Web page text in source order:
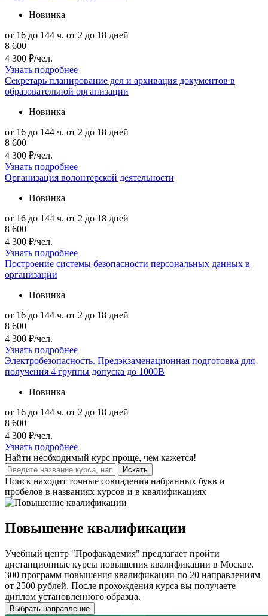
Новинка
от 16 до 144 ч. от 2 до 18 дней
8 600
4 300 ₽/чел.
Узнать подробнее
Секретарь планирование дел и архивация документов в
образовательной организации
Новинка
от 16 до 144 ч. от 2 до 18 дней
8 600
4 300 ₽/чел.
Узнать подробнее
Организация волонтерской деятельности
Новинка
от 16 до 144 ч. от 2 до 18 дней
8 600
4 300 ₽/чел.
Узнать подробнее
Построение системы безопасности персональных данных в
организации
Новинка
от 16 до 144 ч. от 2 до 18 дней
8 600
4 300 ₽/чел.
Узнать подробнее
Электробезопасность. Предэкзаменационная подготовка для
получения 4 группы допуска до 1000В
Новинка
от 16 до 144 ч. от 2 до 18 дней
8 600
4 300 ₽/чел.
Узнать подробнее
Найти необходимый курс проще, чем кажется!
Искать
Поиск находит точные совпадения набранных букв и
пробелов в названиях курсов и в квалификациях
Повышение квалификации
Учебный центр "Профакадемия" предлагает пройти
дистанционные курсы повышения квалификации в Москве.
300 программ повышения квалификации по 20 направлениям
от 2500 рублей. После прохождения курса вы получаете
диплом установленного образца.
Выбрать направление